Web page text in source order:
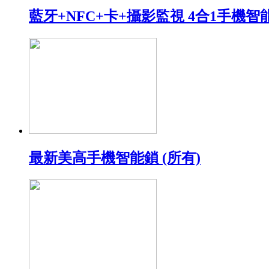
藍牙+NFC+卡+攝影監視 4合1手機智
最新美高手機智能鎖 (所有)